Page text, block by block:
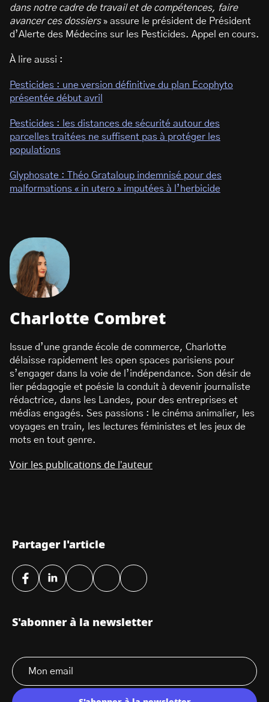
dans notre cadre de travail et de compétences, faire
avancer ces dossiers» assure le président de Président
d’Alerte des Médecins sur les Pesticides. Appel en cours.
À lire aussi :
Pesticides : une version définitive du plan Ecophyto
présentée début avril
Pesticides : les distances de sécurité autour des
parcelles traitées ne suffisent pas à protéger les
populations
Glyphosate : Théo Grataloup indemnisé pour des
malformations « in utero » imputées à l’herbicide
Charlotte Combret
Issue d’une grande école de commerce, Charlotte
délaisse rapidement les open spaces parisiens pour
s’engager dans la voie de l’indépendance. Son désir de
lier pédagogie et poésie la conduit à devenir journaliste
rédactrice, dans les Landes, pour des entreprises et
médias engagés. Ses passions : le cinéma animalier, les
voyages en train, les lectures féministes et les jeux de
mots en tout genre.
Voir les publications de l'auteur
Partager l'article
S'abonner à la newsletter